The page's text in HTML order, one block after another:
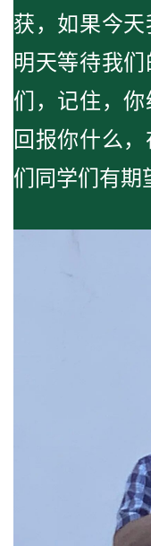
获，如果今天
明天等待我
们，记住，
回报你什么
们同学们有期